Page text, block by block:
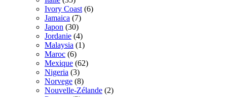
Ivory Coast (6)
Jamaica (7)
Japon (30)
Jordanie (4)
Malaysia (1)
Maroc (6)
Mexique (62)
Nigeria (3)
Norvege (8)
Nouvelle-Zélande (2)